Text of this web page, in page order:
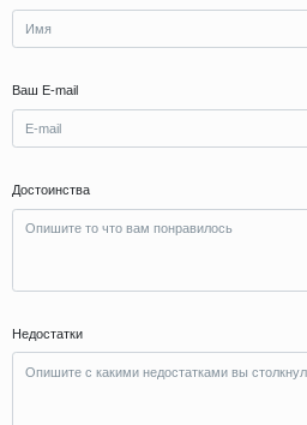
Ваш E-mail
Достоинства
Недостатки